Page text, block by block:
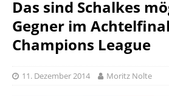
Das sind Schalkes
Gegner im
Champions League
11. Dezember 2014 Moritz Nolte